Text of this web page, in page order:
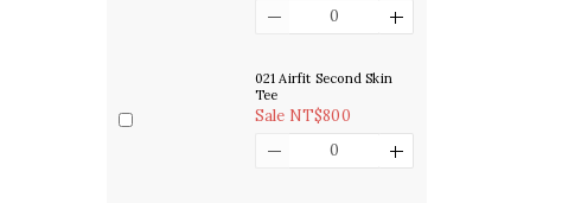
021 Airfit Second Skin
Tee
Sale NT$800